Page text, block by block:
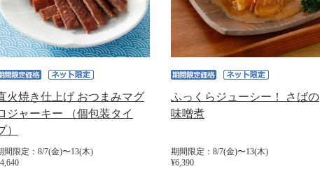
火焼き仕上げ おつまみマグ
ジャーキー （個包装タイ
）
間限定：8/7(金)〜13(木)
ふっくらジューシー！ さばの
味噌煮
期間限定：8/7(金)〜13(木)
¥6,390